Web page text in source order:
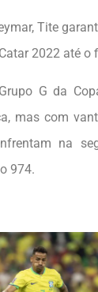
Tite
2022 até o
G da
mas com
na
974.